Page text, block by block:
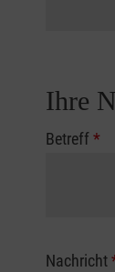
Ihre
Betreff*
Nachricht